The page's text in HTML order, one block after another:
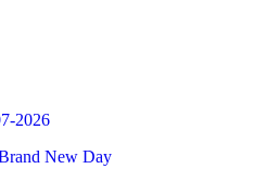
2026
New Day